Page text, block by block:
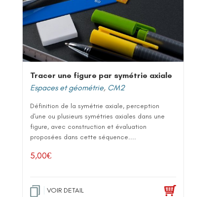
Tracer une figure par symétrie axiale
Espaces et géométrie, CM2
Définition de la symétrie axiale, perception
d'une ou plusieurs symétries axiales dans une
figure, avec construction et évaluation
proposées dans cette séquence....
5,00€
VOIR DETAIL